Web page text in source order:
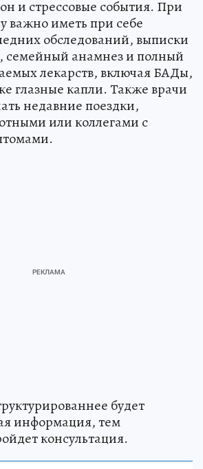
и стрессовые события. При
важно иметь при себе
обследований, выписки
семейный анамнез и полный
лекарств, включая БАДы,
глазные капли. Также врачи
недавние поездки,
или коллегами с
будет
информация, тем
консультация.